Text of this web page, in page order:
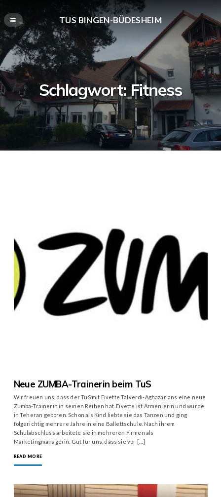
TUS BINGEN-BÜDESHEIM
Schlagwort:Fitness
Neue ZUMBA-Trainerin beim TuS
Wir freuen uns, dass der TuS mit Eivette Talverdi-Aghazarians eine neue
Zumba-Trainerin in seinen Reihen hat. Eivette ist Armenierin und wurde
in Teheran geboren. Schon als Kind liebte sie das Tanzen und ging
folgerichtig mehrere Jahre in eine Ballettschule. Nach ihrem
Schulabschluss arbeitete sie in mehreren Firmen als
Marketingmanagerin. Gut für uns, dass sie vor […]
READ MORE